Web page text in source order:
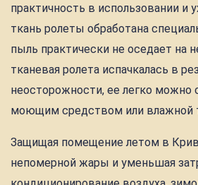
практичность в использовании и
ткань ролеты обработана
пыль практически не оседает на
тканевая ролета испачкалась в
неосторожности, ее легко можно
моющим средством или влажной
Защищая помещение летом в
непомерной жары и уменьшая